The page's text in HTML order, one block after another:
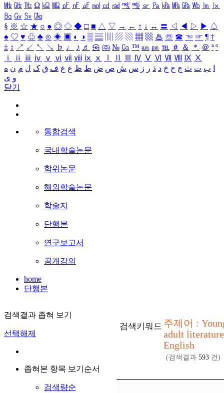
㎒ ㎓ ㎔ Ω ㏀ ㏁ ㎊ ㎋ ㎌ ㏖ ㏅ ㎭ ㎮ ㎯ ㏛ ㎩ ㎪ ㎫ ㎬ ㏝ ㏐
㏓
㏃ ㏉ ㏜ ㏆
§ ※ ☆ ★ ○ ● ◎ ◇ ◆ □ ■ △ ▽ → ← ↑ ↓ ↔ 〓 ◁ ◀ ▷ ▶ ♤
♠ ♡ ♥ ♧ ♣ ⊙ ◈ ▣ ◐ ◑ ▒ ▤ ▨ ▧ ▦ ▩ ♨ ☏ ☎ ☜ ☞ ¶ †
‡ ↕ ↗ ↙ ↖ ↘ ♭ ♩ ♪ ♬ ㉿ ㈜ № ㏇ ™ ㏂ ㏘ ℡ ＃ ＆ ＊ ＠ ª º
ⅰ
ⅱ ⅲ ⅳ ⅴ ⅵ ⅶ ⅷ ⅸ ⅹ Ⅳ Ⅴ Ⅵ Ⅶ Ⅷ Ⅸ Ⅹ
ب ت ث ج ح خ د ذ ر ز س ش ص ض ط ظ ع غ ف ق ک ل م ن ه
و ی
닫기
통합검색
국내학술논문
학위논문
해외학술논문
학술지
단행본
연구보고서
공개강의
home
단행본
검색결과 좁혀 보기
선택해제
좁혀본 항목 보기순서
검색량순
검색키워드 주제어 :
adult
English
(검색결과 593 건)